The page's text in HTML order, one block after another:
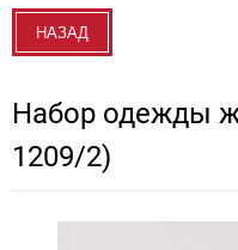
НАЗАД
Набор одежды
1209/2)